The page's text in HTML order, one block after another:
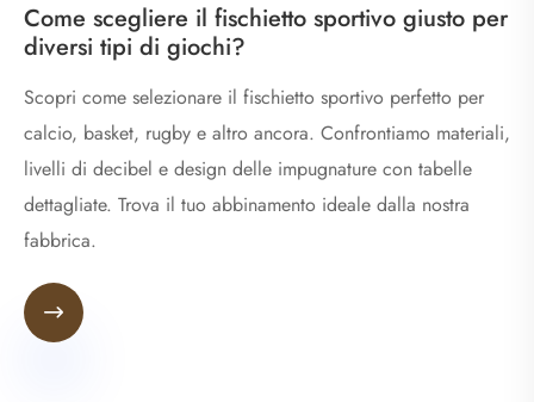
Come scegliere il fischietto sportivo giusto per
diversi tipi di giochi?
Scopri come selezionare il fischietto sportivo perfetto per
calcio, basket, rugby e altro ancora. Confrontiamo materiali,
livelli di decibel e design delle impugnature con tabelle
dettagliate. Trova il tuo abbinamento ideale dalla nostra
fabbrica.
